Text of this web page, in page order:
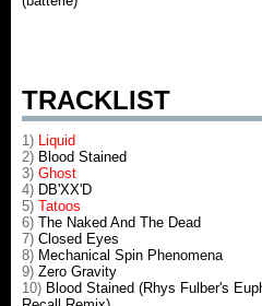
TRACKLIST
1) Liquid
2) Blood Stained
3) Ghost
4) DB'XX'D
5) Tatoos
6) The Naked And The Dead
7) Closed Eyes
8) Mechanical Spin Phenomena
9) Zero Gravity
10) Blood Stained (Rhys Fulber's